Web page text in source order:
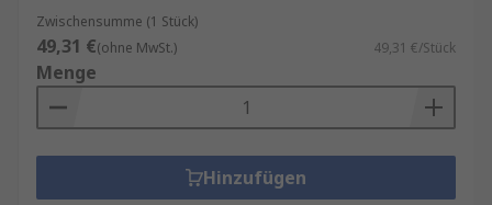
Zwischensumme (1 Stück)
49,31 €(ohne MwSt.) 49,31 €/Stück
Menge
Hinzufügen